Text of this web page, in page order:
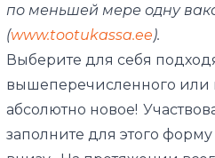
по меньшей мере одну
(www.tootukassa.ee).
Выберите для себя
вышеперечисленного или
абсолютно новое!
заполните для этого